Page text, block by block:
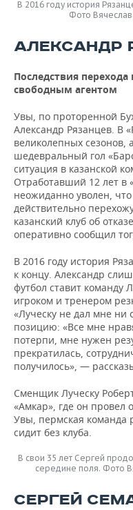
В 2016 году история
Фото
АЛЕКСАНДР
Последствия перехода
свободным агентом
Увы, по проторенной
Александр Рязанцев. В
великолепных сезонов,
шедевральный гол
ситуация в казанской
Отработавший 12 лет в
неожиданно уволен,
действительно
казанский клуб об
оперативно сообщил
В 2016 году история
к концу. Александр
футбол ставит команду
игроком и тренером
«Луческу не дал мне ни
позицию: «Все мне
потерпи, мне нужен
прекратилась,
получилось», —
Сменщик Луческу
«Амкар», где он
Увы, пермская команда
сидит без клуба.
В свои 35 лет Сергей
середине поля. Фото
СЕРГЕЙ